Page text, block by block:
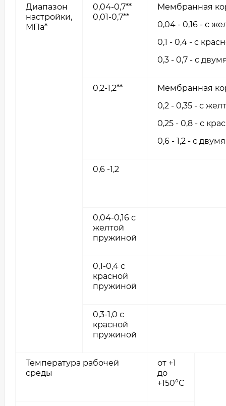
Диапазон
настройки,
МПа*
0,04-0,7**
0,01-0,7**
Мембранная
0,04 - 0,16 - с
0,1 - 0,4 - с
0,3 - 0,7 - с
0,2-1,2**
Мембранная
0,2 - 0,35 - с
0,25 - 0,8 - с
0,6 - 1,2 - с
0,6 -1,2
0,04-0,16 с
желтой
пружиной
0,1-0,4 с
красной
пружиной
0,3-1,0 с
красной
пружиной
Температура рабочей
среды
от +1
до
+150°С